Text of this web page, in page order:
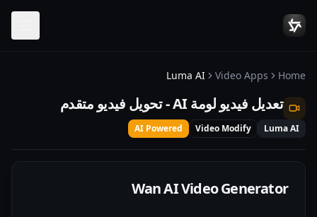
Home
Video Apps
Luma AI
تعديل فيديو لومة AI - تحويل فيديو متقدم
Luma AI
Video Modify
AI Powered
Wan AI Video Generator